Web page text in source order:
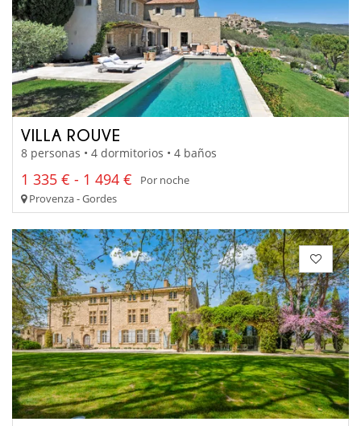
VILLA ROUVE
8 personas • 4 dormitorios • 4 baños
1 335 € - 1 494 €
Por noche
Provenza - Gordes